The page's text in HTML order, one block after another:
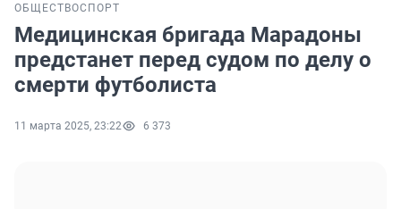
ОБЩЕСТВОСПОРТ
Медицинская бригада Марадоны
предстанет перед судом по делу о
смерти футболиста
11 марта 2025, 23:22 6 373